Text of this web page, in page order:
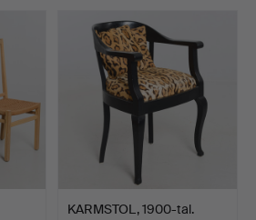
KARMSTOL, 1900-tal.